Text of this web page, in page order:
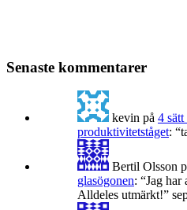
Senaste kommentarer
kevin på 4 sätt
produktivitetståget: “
Bertil Olsson
glasögonen: “Jag har
Alldeles utmärkt!”